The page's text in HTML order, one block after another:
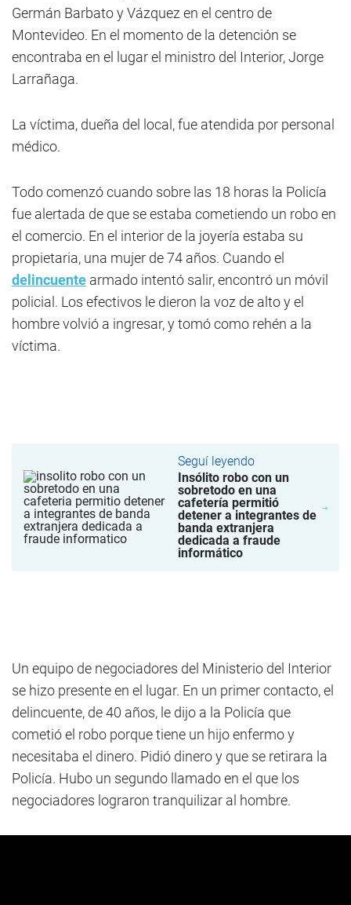
Germán Barbato y Vázquez en el centro de
Montevideo. En el momento de la detención se
encontraba en el lugar el ministro del Interior, Jorge
Larrañaga.
La víctima, dueña del local, fue atendida por personal
médico.
Todo comenzó cuando sobre las 18 horas la Policía
fue alertada de que se estaba cometiendo un robo en
el comercio. En el interior de la joyería estaba su
propietaria, una mujer de 74 años. Cuando el
delincuente armado intentó salir, encontró un móvil
policial. Los efectivos le dieron la voz de alto y el
hombre volvió a ingresar, y tomó como rehén a la
víctima.
Seguí leyendo
Insólito robo con un
sobretodo en una
cafetería permitió
detener a integrantes de
banda extranjera
dedicada a fraude
informático
Un equipo de negociadores del Ministerio del Interior
se hizo presente en el lugar. En un primer contacto, el
delincuente, de 40 años, le dijo a la Policía que
cometió el robo porque tiene un hijo enfermo y
necesitaba el dinero. Pidió dinero y que se retirara la
Policía. Hubo un segundo llamado en el que los
negociadores lograron tranquilizar al hombre.